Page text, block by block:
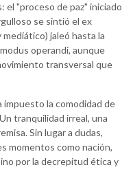
el "proceso de paz" iniciado
se sintió el ex
jaleó hasta la
operandi, aunque
transversal que
impuesto la comodidad de
tranquilidad irreal, una
Sin lugar a dudas,
momentos como nación,
por la decrepitud ética y